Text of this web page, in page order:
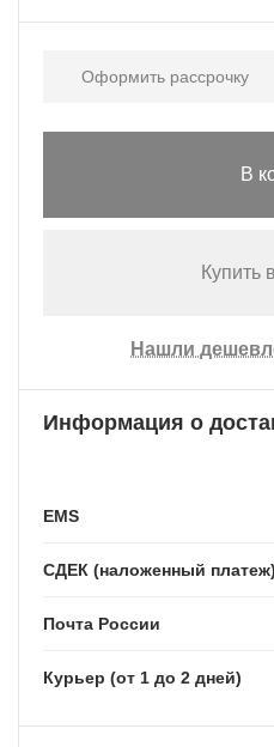
Оформить рассрочку
В
Купить
Нашли
Информация о
EMS
СДЕК (наложенный платеж)
Почта России
Курьер (от 1 до 2 дней)